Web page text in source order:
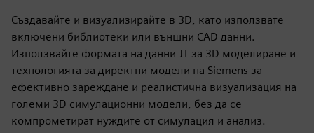
Създавайте и визуализирайте в 3D, като използвате
включени библиотеки или външни CAD данни.
Използвайте формата на данни JT за 3D моделиране и
технологията за директни модели на Siemens за
ефективно зареждане и реалистична визуализация на
големи 3D симулационни модели, без да се
компрометират нуждите от симулация и анализ.